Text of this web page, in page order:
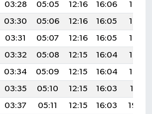
03:28 05:05 12:16 16:06
19:17
03:30 05:06 12:16 16:05
19:16
03:31 05:07 12:16 16:05
19:15
03:32 05:08 12:15 16:04
19:13
03:34 05:09 12:15 16:04
19:12
03:35 05:10 12:15 16:03
19:11
03:37 05:11 12:15 16:03
19:09